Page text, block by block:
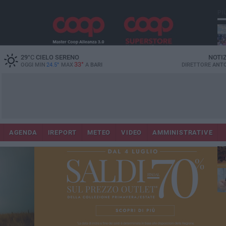
29°CCIELO SERENO
OGGI MIN 24.5° MAX 33° A BARI DIRETTORE
AGENDA IREPORT METEO VIDEO AMMINISTRATIVE